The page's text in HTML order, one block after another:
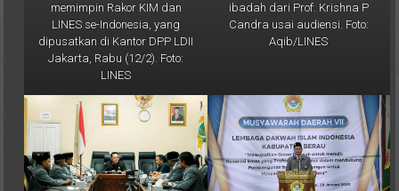
memimpin Rakor KIM dan
LINES se-Indonesia, yang
dipusatkan di Kantor DPP LDII
Jakarta, Rabu (12/2). Foto:
LINES
ibadah dari Prof. Krishna P
Candra usai audiensi. Foto:
Aqib/LINES